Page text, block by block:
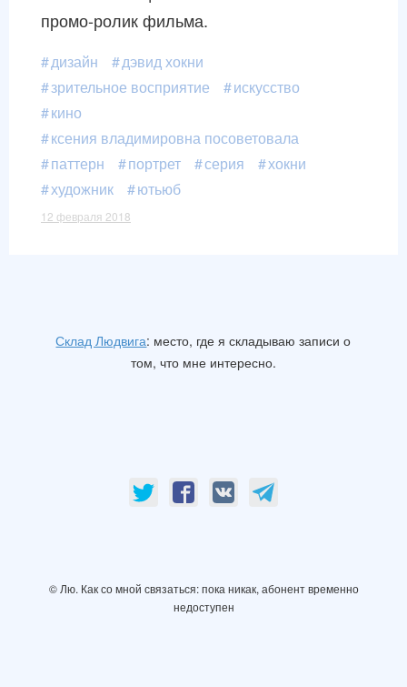
промо-роликфильма.
дизайн
дэвид хокни
зрительное восприятие
искусство
кино
ксения владимировна посоветовала
паттерн
портрет серия
хокни
художник
ютьюб
12 февраля 2018
Склад Людвига: место, где я складываю записи о
том, что мне интересно.
© Лю. Как со мной связаться: пока никак, абонент временно
недоступен